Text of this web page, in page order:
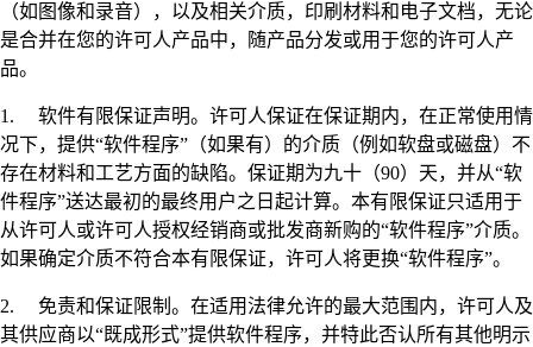
（如图像和录音），以及相关介质，印刷材料和电子文档，无论
是合并在您的许可人产品中，随产品分发或用于您的许可人产
品。
1. 软件有限保证声明。许可人保证在保证期内，在正常使用情
况下，提供“软件程序”（如果有）的介质（例如软盘或磁盘）不
存在材料和工艺方面的缺陷。保证期为九十（90）天，并从“软
件程序”送达最初的最终用户之日起计算。本有限保证只适用于
从许可人或许可人授权经销商或批发商新购的“软件程序”介质。
如果确定介质不符合本有限保证，许可人将更换“软件程序”。
2. 免责和保证限制。在适用法律允许的最大范围内，许可人及
其供应商以“既成形式”提供软件程序，并特此否认所有其他明示